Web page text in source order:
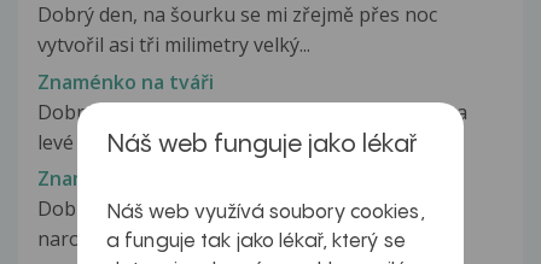
Dobrý den, na šourku se mi zřejmě přes noc
vytvořil asi tři milimetry velký...
Znaménko na tváři
Dobrý den, nějakou bodu mě bolí znamenko na
levé straně tváří, takovou bolest...
Znaménko na uchu
Dobry den na uchu mam znamienko asi od d
narodenia ale zda sa mi ze sa o dost...
Náš web funguje jako lékař
Náš web využívá soubory cookies,
a funguje tak jako lékař, který se